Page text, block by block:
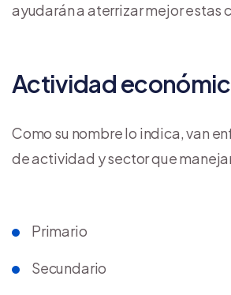
ayudarán a aterrizar mejor estas
Actividad
Como su nombre lo indica, van
de actividad y sector que
Primario
Secundario